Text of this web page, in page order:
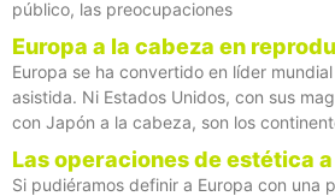
público, las preocupaciones
Europa a la cabeza en
Europa se ha convertido en líder
asistida. Ni Estados Unidos, con sus
con Japón a la cabeza, son los
Las operaciones de estética
Si pudiéramos definir a Europa con una